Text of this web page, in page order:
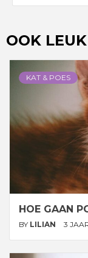
OOK
KAT & POES
HOE GAAN
BY LILIAN 3